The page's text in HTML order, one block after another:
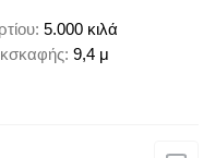
5.000 κιλά
9,4 μ